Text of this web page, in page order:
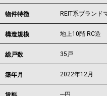
物件特徴 REIT系ブランド
構造規模 地上10階 RC造
総戸数 35戸
築年月 2022年12月